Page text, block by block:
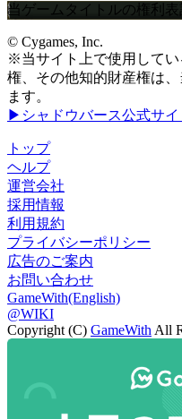
当ゲームタイトルの権利表
© Cygames, Inc.
※当サイト上で使用して
権、その他知的財産権は
ます。
▶シャドウバース公式サイ
トップ
ヘルプ
運営会社
採用情報
利用規約
プライバシーポリシー
広告のご案内
お問い合わせ
GameWith(English)
@WIKI
Copyright (C) GameWith All